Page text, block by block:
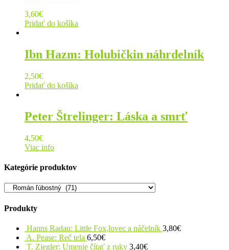
3,60€
Pridať do košíka
Ibn Hazm: Holubičkin náhrdelník
2,50€
Pridať do košíka
Peter Štrelinger: Láska a smrť
4,50€
Viac info
Kategórie produktov
Produkty
Hanns Radau: Little Fox,lovec a náčelník 3,80€
A. Pease: Reč tela 6,50€
T. Ziegler: Umenie čítať z ruky 3,40€